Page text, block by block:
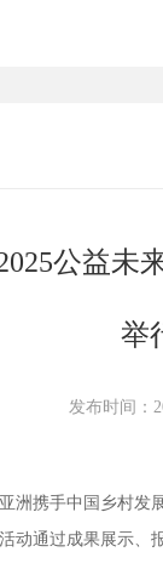
公益未
举
发布时间：
洲携手中国乡村发
动通过成果展示、